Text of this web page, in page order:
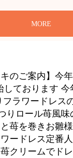
MORE
キのご案内】今
しております 今
ラワードレス
りロール苺風
苺を巻きお雛
ードレス定番
クリームでド